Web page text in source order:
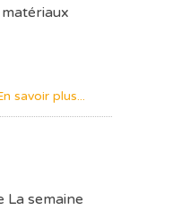
savoir plus...
La semaine